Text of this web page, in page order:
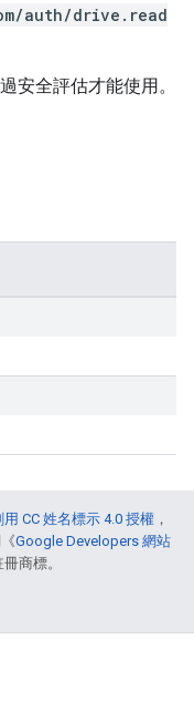
auth/drive.read
安全評估才能使用。
用 CC 姓名標示 4.0 授權 ，
Google Developers 網站
商標。